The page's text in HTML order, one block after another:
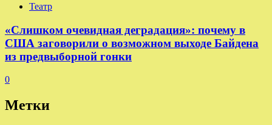
Театр
«Слишком очевидная деградация»: почему в
США заговорили о возможном выходе Байдена
из предвыборной гонки
0
Метки